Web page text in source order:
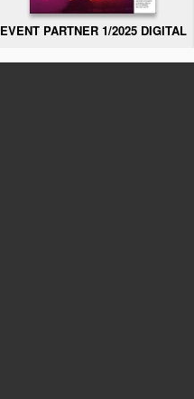
EVENT PARTNER 1/2025 DIGITAL